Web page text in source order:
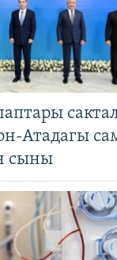
Атадагы
сыны